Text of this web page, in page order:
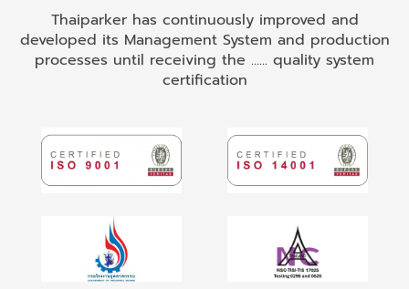
Thaiparker has continuously improved and
developed its Management System and production
processes until receiving the ...... quality system
certification